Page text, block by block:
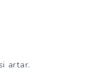
artar.